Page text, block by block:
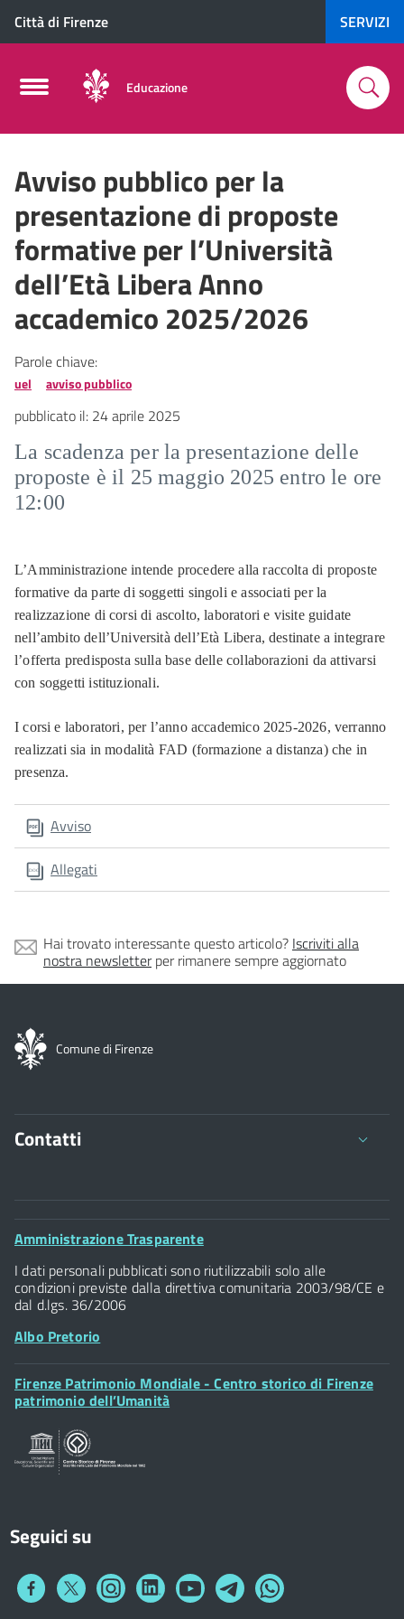
Città di Firenze SERVIZI
Educazione
Avviso pubblico per la
presentazione di proposte
formative per l’Università
dell’Età Libera Anno
accademico 2025/2026
Parole chiave:
uel avviso pubblico
pubblicato il: 24 aprile 2025
La scadenza per la presentazione delle
proposte è il 25 maggio 2025 entro le ore
12:00
L’Amministrazione intende procedere alla raccolta di proposte
formative da parte di soggetti singoli e associati per la
realizzazione di corsi di ascolto, laboratori e visite guidate
nell’ambito dell’Università dell’Età Libera, destinate a integrare
l’offerta predisposta sulla base delle collaborazioni da attivarsi
con soggetti istituzionali.
I corsi e laboratori, per l’anno accademico 2025-2026, verranno
realizzati sia in modalità FAD (formazione a distanza) che in
presenza.
Avviso
Allegati
Hai trovato interessante questo articolo? Iscriviti alla
nostra newsletterper rimanere sempre aggiornato
Comune di Firenze
Contatti
Comune di Firenze
Palazzo Vecchio
Piazza della Signoria - 50122, Firenze
P.IVA 01307110484
Posta Elettronica Certificata
Footer
Amministrazione Trasparente
I dati personali pubblicati sono riutilizzabili solo alle
condizioni previste dalla direttiva comunitaria 2003/98/CE e
dal d.lgs. 36/2006
Albo Pretorio
Footer
Widget
Firenze Patrimonio Mondiale - Centro storico di Firenze
patrimonio dell’Umanità
Seguici su
Collegamento
Collegamento
a
Collegamento
a
Collegamento
a
Collegamento
a
Collegamento
a
Collegamento
a